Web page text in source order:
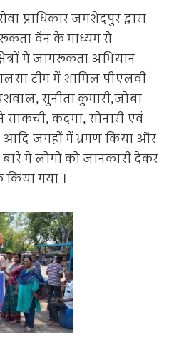
प्राधिकार जमशेदपुर द्वारा
वैन के माध्यम से
में जागरूकता अभियान
टीम में शामिल पीएलवी
सुनीता कुमारी,जोबा
साकची, कदमा, सोनारी एवं
आदि जगहों में भ्रमण किया और
में लोगों को जानकारी देकर
गया ।